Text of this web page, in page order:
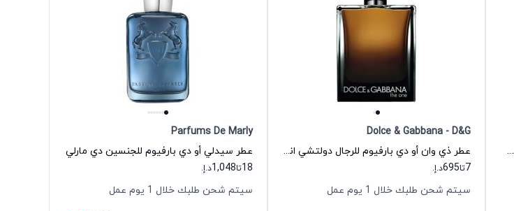
عطر تيري دي هيرمس بارفيوم للرجال هيرمس
Dolce & Gabbana - D&G
عطر ذي وان أو دي بارفيوم للرجال دولتشي اند غابانا
7تا695د.إ.
سيتم شحن طلبك خلال 1 يوم عمل
Parfums De Marly
عطر سيدلي أو دي بارفيوم للجنسين دي مارلي
18تا1,048د.إ.
سيتم شحن طلبك خلال 1 يوم عمل